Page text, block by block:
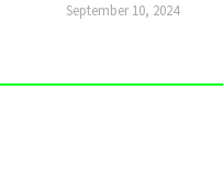
September 10, 2024